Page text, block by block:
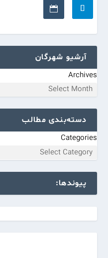
آرشیو شهرگان
Archives
دسته‌بندی مطالب
Categories
پیوندها: